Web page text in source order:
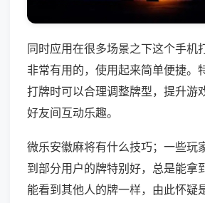
同时应用在很多场景之下这个手机
非常有用的，使用起来简单便捷。
打牌时可以合理调整牌型，提升游
好友间互动乐趣。
微乐安徽麻将有什么技巧；一些玩
到部分用户的牌特别好，总是能拿
能看到其他人的牌一样，由此怀疑